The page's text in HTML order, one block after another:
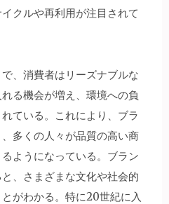
クルや再利用が注目されて
、消費者はリーズナブルな
る機会が増え、環境への負
ている。これにより、ブラ
多くの人々が品質の高い商
ようになっている。ブラン
、さまざまな文化や社会的
がわかる。特に20世紀に入